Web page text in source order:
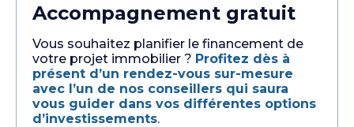
Accompagnement gratuit
Vous souhaitez planifier le financement de
votre projet immobilier ? Profitez dès à
présent d’un rendez-vous sur-mesure
avec l’un de nos conseillers qui saura
vous guider dans vos différentes options
d’investissements.